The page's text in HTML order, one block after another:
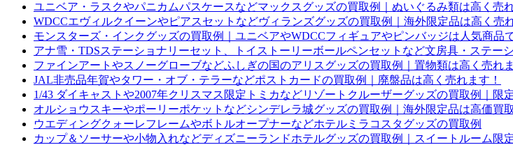
ユニベア・ラスクやパニカムパスケースなどマックスグッズの買取例｜ぬいぐるみ類は高く売
WDCCエヴィルクイーンやピアスセットなどヴィランズグッズの買取例｜海外限定品は高く売
モンスターズ・インクグッズの買取例｜ユニベアやWDCCフィギュアやピンバッジは人気商品
アナ雪・TDSステーショナリーセット、トイストーリーボールペンセットなど文房具・ステー
ファインアートやスノーグローブなどふしぎの国のアリスグッズの買取例｜置物類は高く売れま
JAL非売品年賀やタワー・オブ・テラーなどポストカードの買取例｜廃盤品は高く売れます！
1/43 ダイキャストや2007年クリスマス限定トミカなどリゾートクルーザーグッズの買取例｜限
オルショウスキーやポーリーポケットなどシンデレラ城グッズの買取例｜海外限定品は高価買取
ウエディングクォーレフレームやボトルオープナーなどホテルミラコスタグッズの買取例
カップ＆ソーサーや小物入れなどディズニーランドホテルグッズの買取例｜スイートルーム限